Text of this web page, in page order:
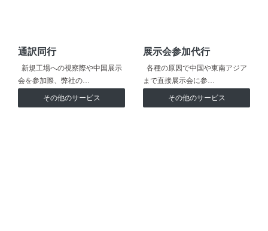
通訳同行
新規工場への視察際や中国展示
会を参加際、弊社の…
その他のサービス
展示会参加代行
各種の原因で中国や東南アジア
まで直接展示会に参…
その他のサービス